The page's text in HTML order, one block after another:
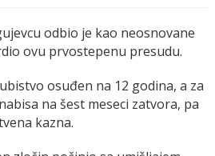
odbio je kao neosnovane
ovu prvostepenu presudu.
osuđen na 12 godina, a za
na šest meseci zatvora, pa
kazna.